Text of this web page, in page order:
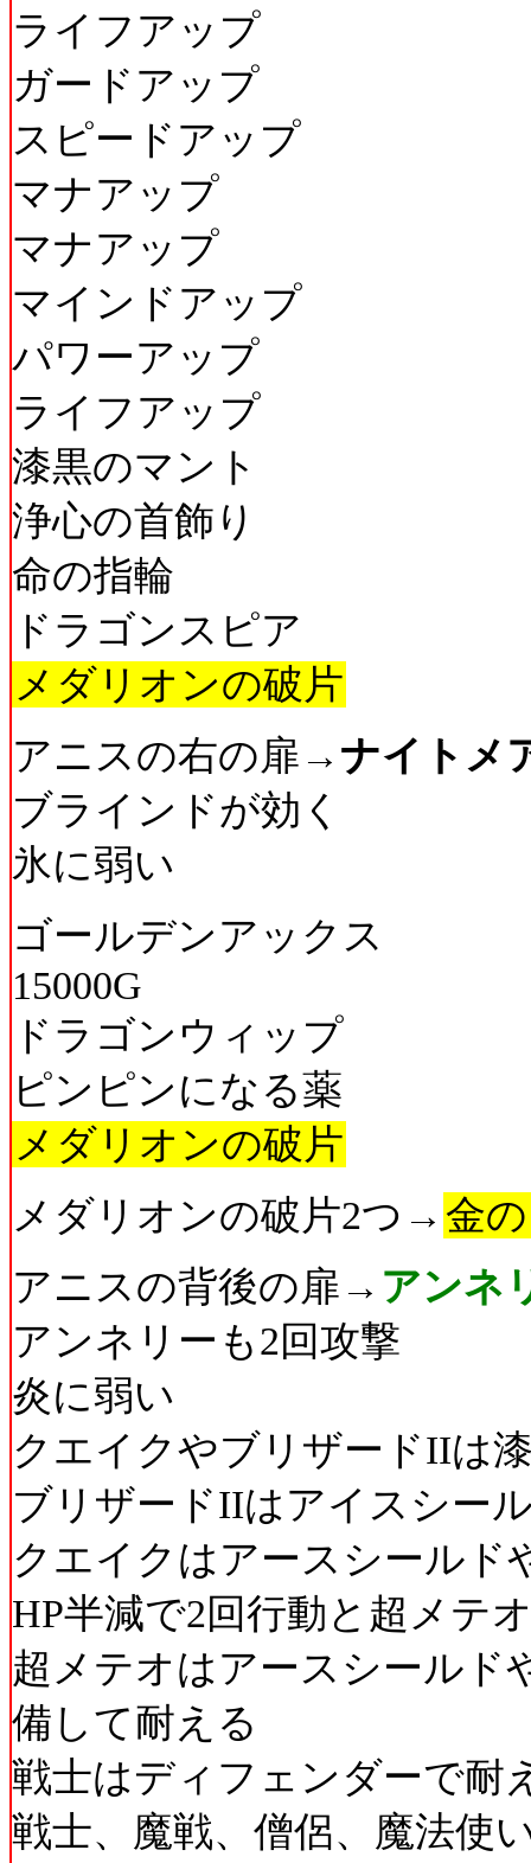
ライフアップ
ガードアップ
スピードアップ
マナアップ
マナアップ
マインドアップ
パワーアップ
ライフアップ
漆黒のマント
浄心の首飾り
命の指輪
ドラゴンスピア
メダリオンの破片
アニスの右の扉→ ナイトメ
ブラインドが効く
氷に弱い
ゴールデンアックス
15000G
ドラゴンウィップ
ピンピンになる薬
メダリオンの破片
メダリオンの破片2つ→ 金
アニスの背後の扉→ アンネ
アンネリーも2回攻撃
炎に弱い
クエイクやブリザードIIは
ブリザードIIはアイスシー
クエイクはアースシールド
HP半減で2回行動と超メテ
超メテオはアースシールド
備して耐える
戦士はディフェンダーで耐
戦士、魔戦、僧侶、魔法使